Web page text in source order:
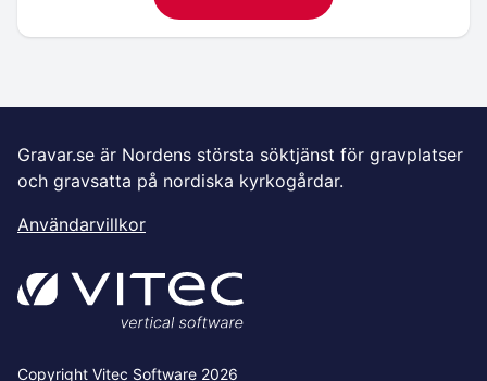
Gravar.se är Nordens största söktjänst för gravplatser
och gravsatta på nordiska kyrkogårdar.
Användarvillkor
Copyright Vitec Software 2026